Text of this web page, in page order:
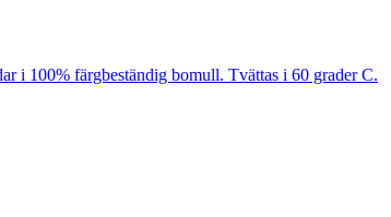
i 100% färgbeständig bomull. Tvättas i 60 grader C.